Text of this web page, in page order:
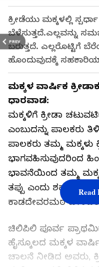
PREV
ಕ್ರೀಡೆಯು ಮಕ್ಕಳಲ್ಲಿ
ಬೆಳೆಸುತ್ತದೆ.ಎಲ್ಲವನ್ನು
ಬರುತ್ತದೆ. ಎಲ್ಲರೊಟ್ಟಿಗೆ
ಹೊಂದುವುದಕ್ಕೆ
ಮಕ್ಕಳ ವಾರ್ಷಿಕ
ಧಾರವಾಡ:
ಮಕ್ಕಳಿಗೆ ಕ್ರೀಡಾ
ಎಂಬುದನ್ನು ಪಾಲಕರು
ಪಾಲಕರು ತಮ್ಮ ಮಕ್ಕಳು
ಭಾಗವಹಿಸುವುದರಿಂದ
ಭಾವನೆಯಿಂದ ತಮ್ಮ
ತಪ್ಪು ಎಂದು ಶಹರದ
ಕಾಡದೇವರಮಠ
ಚಿಲಿಪಿಲಿ ಪೂರ್ವ ಪ್ರಾಥಮಿಕ
ಹೈಸ್ಕೂಲದ ಮಕ್ಕಳ
ಚಾಲನೆ ನೀಡಿದ ಅವರು,
Read